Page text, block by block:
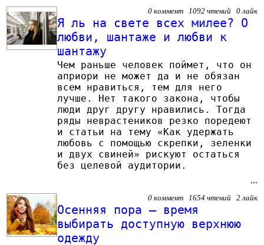
0 коммент 1092 чтений 0 лайк
Я ль на свете всех милее? О
любви, шантаже и любви к
шантажу
Чем раньше человек поймет, что он
априори не может да и не обязан
всем нравиться, тем для него
лучше. Нет такого закона, чтобы
люди друг другу нравились. Тогда
ряды неврастеников резко поредеют
и статьи на тему «Как удержать
любовь c помощью скрепки, зеленки
и двух свиней» рискуют остаться
без целевой аудитории.
...
0 коммент 1654 чтений 2 лайк
Осенняя пора – время
выбирать доступную верхнюю
одежду